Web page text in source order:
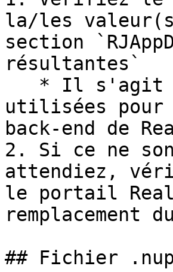
la/les
section
résultantes`
utilisées
back-end de
2. Si ce ne
attendiez,
le portail
## Fichier